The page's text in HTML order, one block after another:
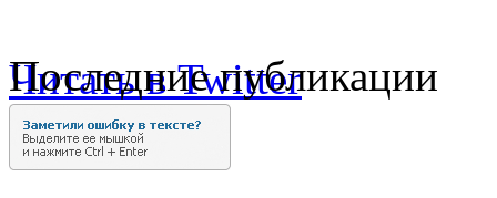
Последние публикации
Читать в Twitter